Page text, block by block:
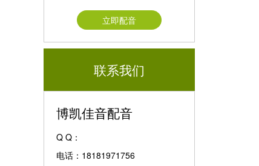
立即配音
联系我们
博凯佳音配音
Q Q：
电话：18181971756